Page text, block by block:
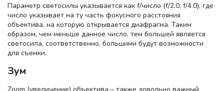
Параметр светосилы указывается как f/число (f/2.0, f/4.0), где
число указывает на ту часть фокусного расстояния
объектива, на которую открывается диафрагма. Таким
образом, чем меньше данное число, тем большей является
светосила, соответственно, большими будут возможности
для съемки.
Зум